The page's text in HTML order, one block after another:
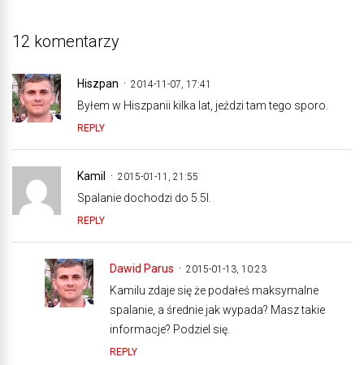
12 komentarzy
Hiszpan 2014-11-07, 17:41
Byłem w Hiszpanii kilka lat, jeździ tam tego sporo.
REPLY
Kamil 2015-01-11, 21:55
Spalanie dochodzi do 5.5l.
REPLY
Dawid Parus 2015-01-13, 10:23
Kamilu zdaje się że podałeś maksymalne
spalanie, a średnie jak wypada? Masz takie
informacje? Podziel się.
REPLY